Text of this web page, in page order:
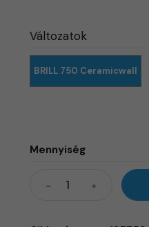
Változatok
BRILL 750 Ceramicwall
Mennyiség